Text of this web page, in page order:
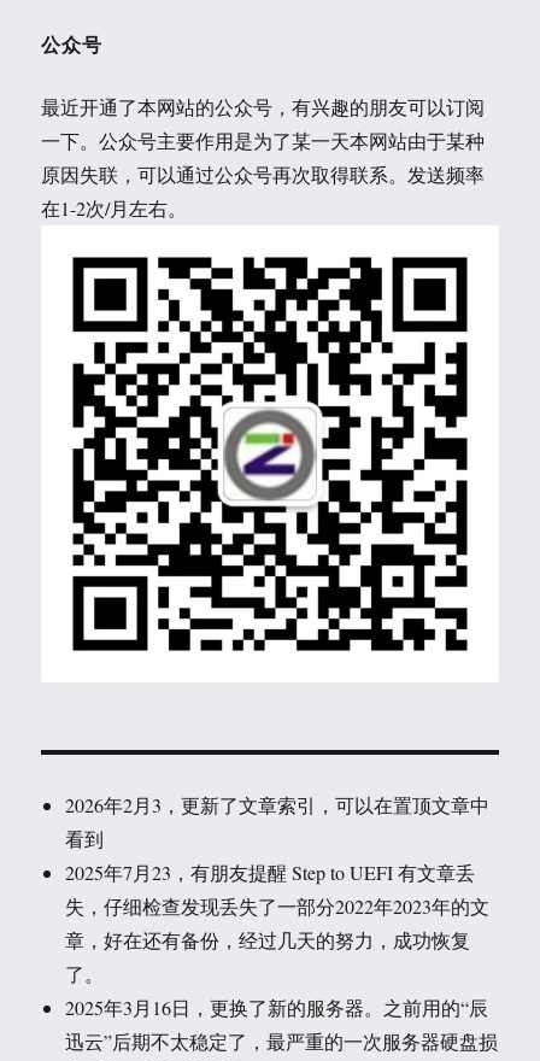
公众号
最近开通了本网站的公众号，有兴趣的朋友可以订阅
一下。公众号主要作用是为了某一天本网站由于某种
原因失联，可以通过公众号再次取得联系。发送频率
在1-2次/月左右。
2026年2月3，更新了文章索引，可以在置顶文章中
看到
2025年7月23，有朋友提醒 Step to UEFI 有文章丢
失，仔细检查发现丢失了一部分2022年2023年的文
章，好在还有备份，经过几天的努力，成功恢复
了。
2025年3月16日，更换了新的服务器。之前用的“辰
迅云”后期不太稳定了，最严重的一次服务器硬盘损